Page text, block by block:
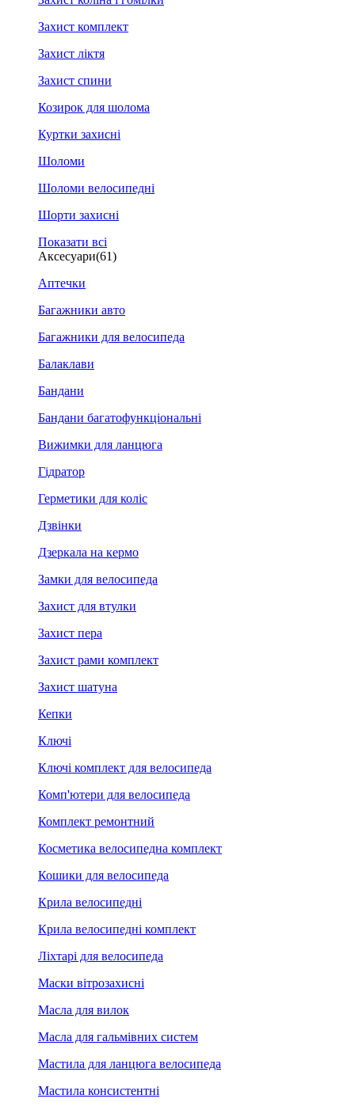
Захист комплект
Захист ліктя
Захист спини
Козирок для шолома
Куртки захисні
Шоломи
Шоломи велосипедні
Шорти захисні
Показати всі
Аксесуари(61)
Аптечки
Багажники авто
Багажники для велосипеда
Балаклави
Бандани
Бандани багатофункціональні
Вижимки для ланцюга
Гідратор
Герметики для коліс
Дзвінки
Дзеркала на кермо
Замки для велосипеда
Захист для втулки
Захист пера
Захист рами комплект
Захист шатуна
Кепки
Ключі
Ключі комплект для велосипеда
Комп'ютери для велосипеда
Комплект ремонтний
Косметика велосипедна комплект
Кошики для велосипеда
Крила велосипедні
Крила велосипедні комплект
Ліхтарі для велосипеда
Маски вітрозахисні
Масла для вилок
Масла для гальмівних систем
Мастила для ланцюга велосипеда
Мастила консистентні